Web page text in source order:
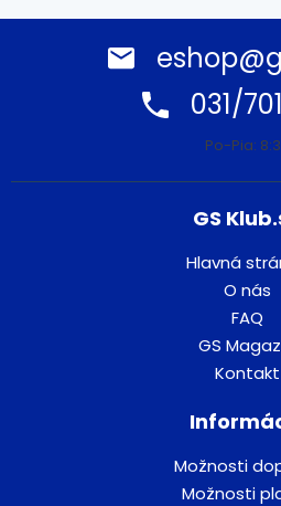
031/
Po-Pia:
GS
Hlavná
O nás
FAQ
GS
Kontakt
Možnosti
Možnosti